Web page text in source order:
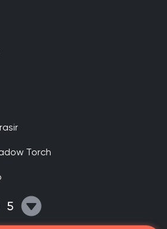
Torch
5